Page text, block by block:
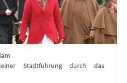
Stadtführung durch das